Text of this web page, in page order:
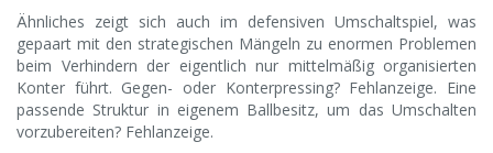
Ähnliches zeigt sich auch im defensiven Umschaltspiel, was
gepaart mit den strategischen Mängeln zu enormen Problemen
beim Verhindern der eigentlich nur mittelmäßig organisierten
Konter führt. Gegen- oder Konterpressing? Fehlanzeige. Eine
passende Struktur in eigenem Ballbesitz, um das Umschalten
vorzubereiten? Fehlanzeige.